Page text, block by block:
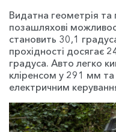
Видатна геометрія
позашляхові
становить 30,1
прохідності досягає
градуса. Авто легко
кліренсом у 291 мм та
електричним